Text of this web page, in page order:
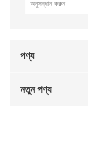
পণ্য
নতুন পণ্য